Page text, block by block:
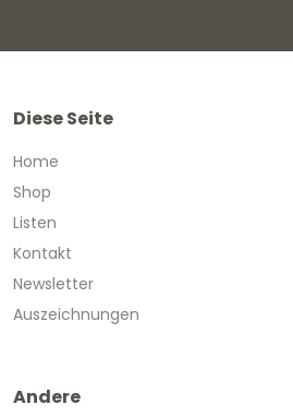
Diese Seite
Home
Shop
Listen
Kontakt
Newsletter
Auszeichnungen
Andere